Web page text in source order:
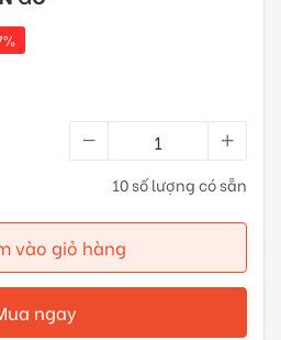
10 số lượng có sẵn
vào giỏ hàng
ngay